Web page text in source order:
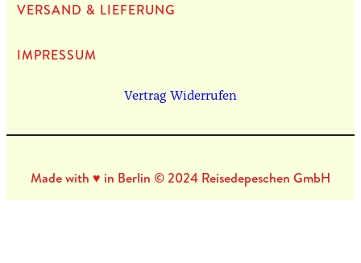
VERSAND & LIEFERUNG
IMPRES­SUM
Vertrag Widerrufen
Made with ♥ in Berlin © 2024 Reisedepeschen GmbH